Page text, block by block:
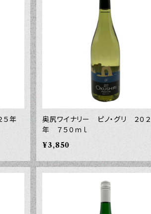
５年
奥尻ワイナリー ピノ・グリ ２０２
年 ７５０ｍｌ
¥3,850